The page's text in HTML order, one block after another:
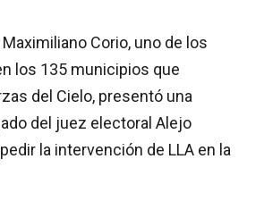
Corio, uno de los
los 135 municipios que
del Cielo, presentó una
del juez electoral Alejo
la intervención de LLA en la